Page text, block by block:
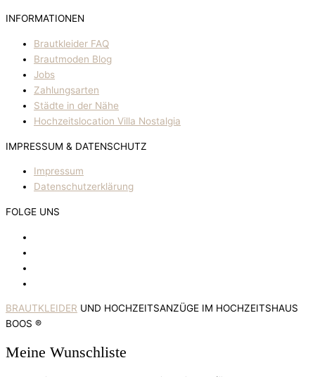
INFORMATIONEN
Brautkleider FAQ
Brautmoden Blog
Jobs
Zahlungsarten
Städte in der Nähe
Hochzeitslocation Villa Nostalgia
IMPRESSUM & DATENSCHUTZ
Impressum
Datenschutzerklärung
FOLGE UNS
BRAUTKLEIDER UND HOCHZEITSANZÜGE IM HOCHZEITSHAUS
BOOS ®
Meine Wunschliste